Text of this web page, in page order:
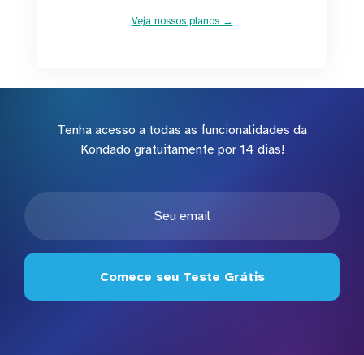
Veja nossos planos →
Tenha acesso a todas as funcionalidades da
Kondado gratuitamente por 14 dias!
Comece seu Teste Grátis